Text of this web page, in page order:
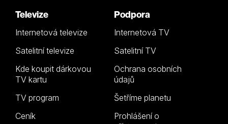
Televize
Internetová televize
Satelitní televize
Kde koupit dárkovou
TV kartu
TV program
Ceník
Podpora
Internetová TV
Satelitní TV
Ochrana osobních
údajů
Šetříme planetu
Prohlášení o